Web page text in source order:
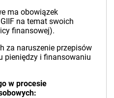
ma obowiązek
na temat swoich
finansowej).
za naruszenie przepisów
pieniędzy i finansowaniu
w procesie